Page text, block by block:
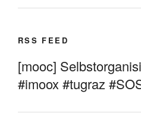
RSS FEED
[mooc]
#imoox #tugraz